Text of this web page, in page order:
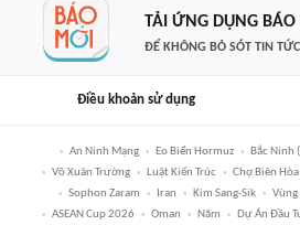
TẢI ỨNG DỤNG BÁO
ĐỂ KHÔNG BỎ SÓT TIN TỨC
Điều khoản sử dụng
An Ninh Mạng Eo Biển Hormuz Bắc Ninh
Võ Xuân Trường
Luật Kiến Trúc Chợ Biên Hòa
Sophon Zaram
Iran Kim Sang-Sik
ASEAN Cup 2026
Oman Năm Dự Án Đầu